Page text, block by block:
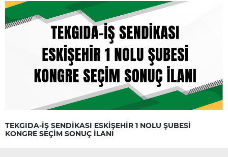
TEKGIDA-İŞ SENDİKASI ESKİŞEHİR 1 NOLU ŞUBESİ
KONGRE SEÇİM SONUÇ İLANI